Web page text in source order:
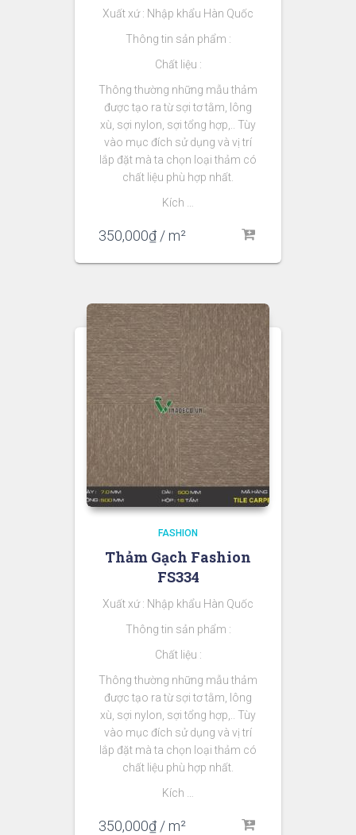
Xuất xứ : Nhập khẩu Hàn Quốc
Thông tin sản phẩm :
Chất liệu :
Thông thường những mẫu thảm
được tạo ra từ sợi tơ tằm, lông
xù, sợi nylon, sợi tổng hợp,.. Tùy
vào mục đích sử dụng và vị trí
lắp đặt mà ta chọn loại thảm có
chất liệu phù hợp nhất.
Kích …
350,000₫/ m²
FASHION
Thảm Gạch Fashion
FS334
Xuất xứ : Nhập khẩu Hàn Quốc
Thông tin sản phẩm :
Chất liệu :
Thông thường những mẫu thảm
được tạo ra từ sợi tơ tằm, lông
xù, sợi nylon, sợi tổng hợp,.. Tùy
vào mục đích sử dụng và vị trí
lắp đặt mà ta chọn loại thảm có
chất liệu phù hợp nhất.
Kích …
350,000₫/ m²